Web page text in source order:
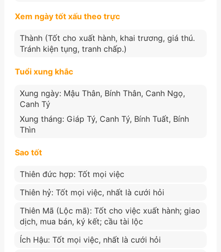
Xem ngày tốt xấu theo trực
Thành (Tốt cho xuất hành, khai trương, giá thú.
Tránh kiện tụng, tranh chấp.)
Tuổi xung khắc
Xung ngày: Mậu Thân, Bính Thân, Canh Ngọ,
Canh Tý
Xung tháng: Giáp Tý, Canh Tý, Bính Tuất, Bính
Thìn
Sao tốt
Thiên đức hợp: Tốt mọi việc
Thiên hỷ: Tốt mọi việc, nhất là cưới hỏi
Thiên Mã (Lộc mã): Tốt cho việc xuất hành; giao
dịch, mua bán, ký kết; cầu tài lộc
Ích Hậu: Tốt mọi việc, nhất là cưới hỏi